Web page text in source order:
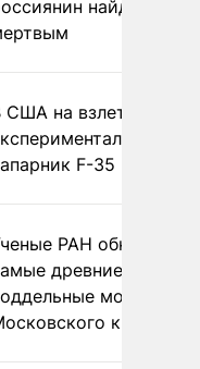
найден
США на взлете
F-35
РАН
древние
монеты